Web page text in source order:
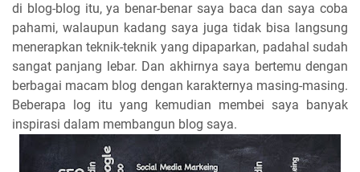
di blog-blog itu, ya benar-benar saya baca dan saya coba
pahami, walaupun kadang saya juga tidak bisa langsung
menerapkan teknik-teknik yang dipaparkan, padahal sudah
sangat panjang lebar. Dan akhirnya saya bertemu dengan
berbagai macam blog dengan karakternya masing-masing.
Beberapa log itu yang kemudian membei saya banyak
inspirasi dalam membangun blog saya.